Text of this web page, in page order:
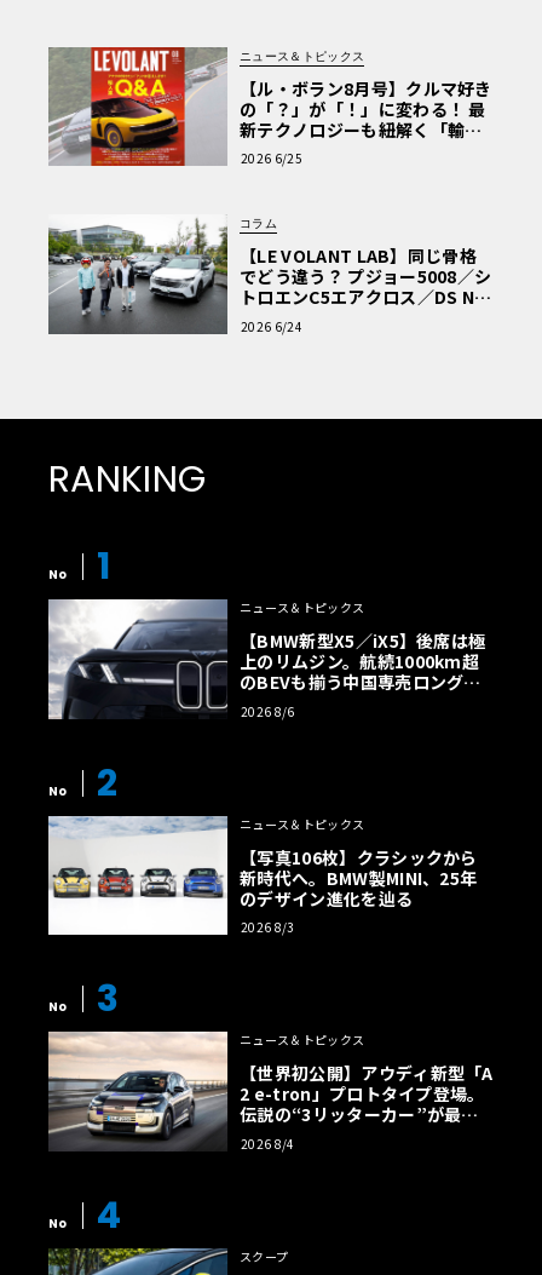
ニュース＆トピックス
【ル・ボラン8月号】クルマ好き
の「？」が「！」に変わる！ 最
新テクノロジーも紐解く「輸入
車Q&A」
2026 6/25
コラム
【LE VOLANT LAB】同じ骨格
でどう違う？ プジョー5008／シ
トロエンC5エアクロス／DS Nº4
読者一気乗りレポート
2026 6/24
RANKING
No 1
ニュース＆トピックス
【BMW新型X5／iX5】後席は極
上のリムジン。航続1000km超
のBEVも揃う中国専売ロング仕
様の全貌
2026 8/6
No 2
ニュース＆トピックス
【写真106枚】クラシックから
新時代へ。BMW製MINI、25年
のデザイン進化を辿る
2026 8/3
No 3
ニュース＆トピックス
【世界初公開】アウディ新型「A
2 e-tron」プロトタイプ登場。
伝説の“3リッターカー”が最高
効率エントリーBEVとして復活
【画像38枚】
2026 8/4
No 4
スクープ